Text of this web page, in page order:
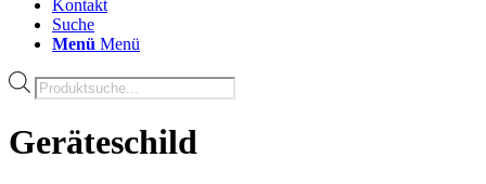
Kontakt
Suche
Menü Menü
Products
search
Geräteschild